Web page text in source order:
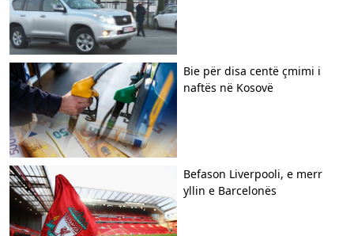
Bie për disa centë çmimi i
naftës në Kosovë
Befason Liverpooli, e merr
yllin e Barcelonës